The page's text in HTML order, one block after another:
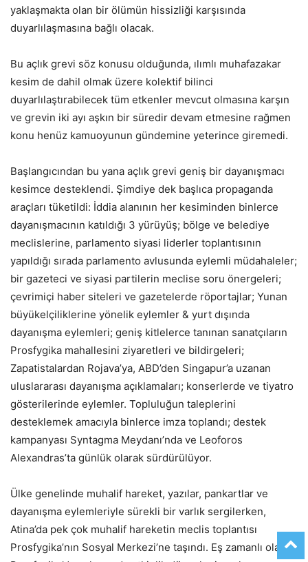
yaklaşmakta olan bir ölümün hissizliği karşısında
duyarlılaşmasına bağlı olacak.
Bu açlık grevi söz konusu olduğunda, ılımlı muhafazakar
kesim de dahil olmak üzere kolektif bilinci
duyarlılaştırabilecek tüm etkenler mevcut olmasına karşın
ve grevin iki ayı aşkın bir süredir devam etmesine rağmen
konu henüz kamuoyunun gündemine yeterince giremedi.
Başlangıcından bu yana açlık grevi geniş bir dayanışmacı
kesimce desteklendi. Şimdiye dek başlıca propaganda
araçları tüketildi: İddia alanının her kesiminden binlerce
dayanışmacının katıldığı 3 yürüyüş; bölge ve belediye
meclislerine, parlamento siyasi liderler toplantısının
yapıldığı sırada parlamento avlusunda eylemli müdahaleler;
bir gazeteci ve siyasi partilerin meclise soru önergeleri;
çevrimiçi haber siteleri ve gazetelerde röportajlar; Yunan
büyükelçiliklerine yönelik eylemler & yurt dışında
dayanışma eylemleri; geniş kitlelerce tanınan sanatçıların
Prosfygika mahallesini ziyaretleri ve bildirgeleri;
Zapatistalardan Rojava’ya, ABD’den Singapur’a uzanan
uluslararası dayanışma açıklamaları; konserlerde ve tiyatro
gösterilerinde eylemler. Topluluğun taleplerini
desteklemek amacıyla binlerce imza toplandı; destek
kampanyası Syntagma Meydanı’nda ve Leoforos
Alexandras’ta günlük olarak sürdürülüyor.
Ülke genelinde muhalif hareket, yazılar, pankartlar ve
dayanışma eylemleriyle sürekli bir varlık sergilerken,
Atina’da pek çok muhalif hareketin meclis toplantısı
Prosfygika’nın Sosyal Merkezi’ne taşındı. Eş zamanlı olarak